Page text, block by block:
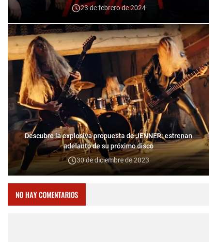
23 de febrero de 2024
Descubre la explosiva propuesta de JENNER: estrenan
adelanto de su próximo disco
30 de diciembre de 2023
NO HAY COMENTARIOS